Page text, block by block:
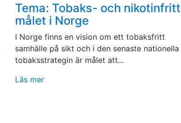
Tema: Tobaks- och nikotinfritt
målet i Norge
I Norge finns en vision om ett tobaksfritt
samhälle på sikt och i den senaste nationella
tobaksstrategin är målet att...
Läs mer